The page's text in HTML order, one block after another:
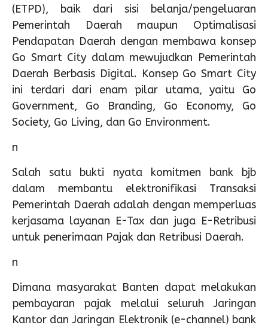
(ETPD), baik dari sisi belanja/pengeluaran
Pemerintah Daerah maupun Optimalisasi
Pendapatan Daerah dengan membawa konsep
Go Smart City dalam mewujudkan Pemerintah
Daerah Berbasis Digital. Konsep Go Smart City
ini terdari dari enam pilar utama, yaitu Go
Government, Go Branding, Go Economy, Go
Society, Go Living, dan Go Environment.
n
Salah satu bukti nyata komitmen bank bjb
dalam membantu elektronifikasi Transaksi
Pemerintah Daerah adalah dengan memperluas
kerjasama layanan E-Tax dan juga E-Retribusi
untuk penerimaan Pajak dan Retribusi Daerah.
n
Dimana masyarakat Banten dapat melakukan
pembayaran pajak melalui seluruh Jaringan
Kantor dan Jaringan Elektronik (e-channel) bank